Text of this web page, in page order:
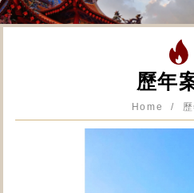
歷年
Home